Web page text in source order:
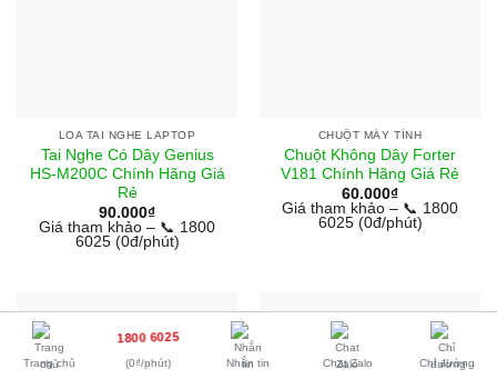
LOA TAI NGHE LAPTOP
Tai Nghe Có Dây Genius
HS-M200C Chính Hãng Giá
Rẻ
90.000₫
Giá tham khảo – 📞 1800
6025 (0đ/phút)
CHUỘT MÁY TÍNH
Chuột Không Dây Forter
V181 Chính Hãng Giá Rẻ
60.000₫
Giá tham khảo – 📞 1800
6025 (0đ/phút)
Trang chủ
1800 6025
(0₫/phút) Nhắn tin Chat Zalo Chỉ đường